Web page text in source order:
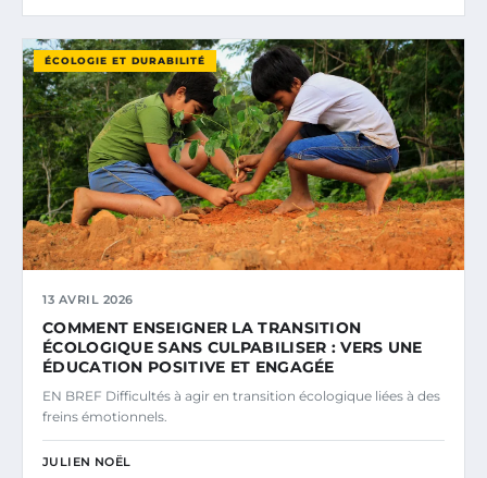
ÉCOLOGIE ET DURABILITÉ
13 AVRIL 2026
COMMENT ENSEIGNER LA TRANSITION
ÉCOLOGIQUE SANS CULPABILISER : VERS UNE
ÉDUCATION POSITIVE ET ENGAGÉE
EN BREF Difficultés à agir en transition écologique liées à des
freins émotionnels.
JULIEN NOËL